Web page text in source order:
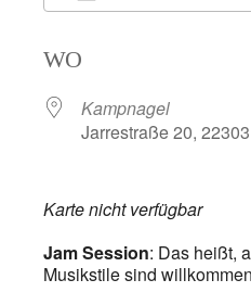
WO
Kampnagel
Jarrestraße 20,
Karte nicht verfügbar
Jam Session: Das heißt,
Musikstile sind